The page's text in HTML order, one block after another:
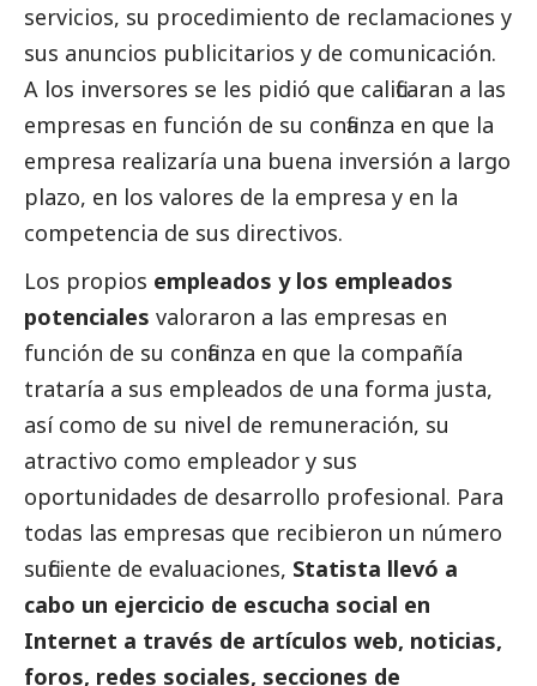
servicios, su procedimiento de reclamaciones y
sus anuncios publicitarios y de comunicación.
A los inversores se les pidió que calificaran a las
empresas en función de su confianza en que la
empresa realizaría una buena inversión a largo
plazo, en los valores de la empresa y en la
competencia de sus directivos.
Los propios empleados y los empleados
potenciales valoraron a las empresas en
función de su confianza en que la compañía
trataría a sus empleados de una forma justa,
así como de su nivel de remuneración, su
atractivo como empleador y sus
oportunidades de desarrollo profesional. Para
todas las empresas que recibieron un número
suficiente de evaluaciones, Statista llevó a
cabo un ejercicio de escucha social en
Internet a través de artículos web, noticias,
foros, redes sociales, secciones de